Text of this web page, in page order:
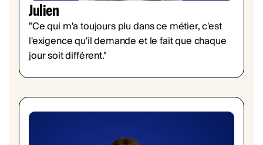
Julien
"Ce qui m'a toujours plu dans ce métier, c'est
l'exigence qu'il demande et le fait que chaque
jour soit différent."